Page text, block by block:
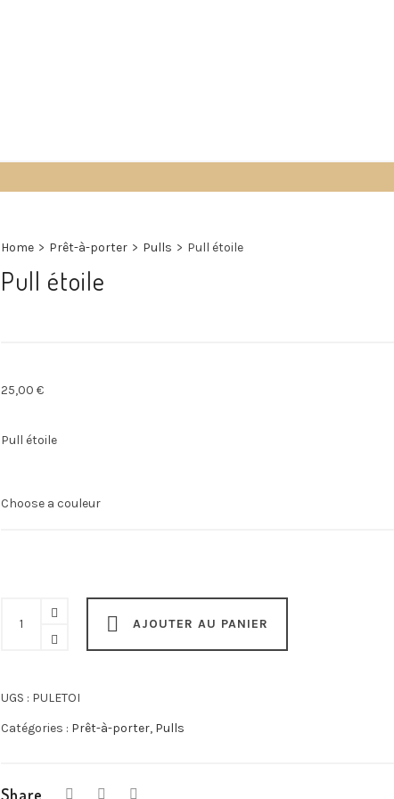
Home > Prêt-à-porter > Pulls > Pull étoile
Pull étoile
25,00 €
Pull étoile
étoile
AJOUTER AU PANIER
UGS : PULETOI
Catégories : Prêt-à-porter, Pulls
Share